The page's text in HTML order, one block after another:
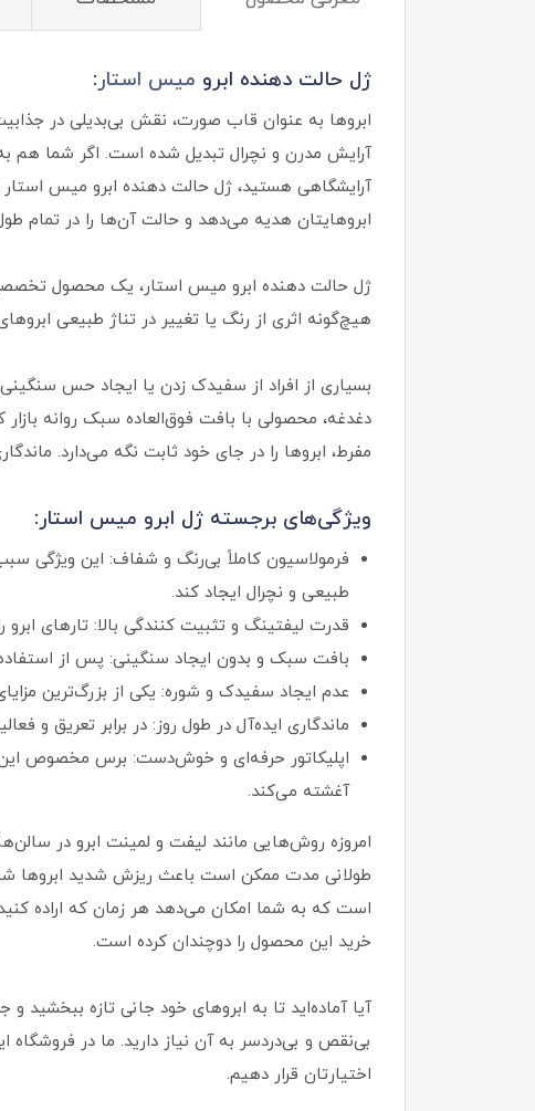
ژل حالت دهنده ابرو میس استار:
ابروها به عنوان قاب صورت، نقش بی‌بدیلی در
آرایش مدرن و نچرال تبدیل شده است. اگر شما هم
آرایشگاهی هستید، ژل حالت دهنده ابرو میس استار
ابروهایتان هدیه می‌دهد و حالت آن‌ها را در تمام
ژل حالت دهنده ابرو میس استار، یک محصول تخصصی
هیچ‌گونه اثری از رنگ یا تغییر در تناژ طبیعی
بسیاری از افراد از سفیدک زدن یا ایجاد حس
دغدغه، محصولی با بافت فوق‌العاده سبک روانه
مفرط، ابروها را در جای خود ثابت نگه می‌دارد.
ویژگی‌های برجسته ژل ابرو میس استار:
فرمولاسیون کاملاً بی‌رنگ و شفاف: این ویژگی
طبیعی و نچرال ایجاد کند.
قدرت لیفتینگ و تثبیت‌ کنندگی بالا: تارهای
بافت سبک و بدون ایجاد سنگینی: پس از
عدم ایجاد سفیدک و شوره: یکی از بزرگ‌ترین
ماندگاری ایده‌آل در طول روز: در برابر تعریق و
اپلیکاتور حرفه‌ای و خوش‌دست: برس مخصوص این
آغشته می‌کند.
امروزه روش‌هایی مانند لیفت و لمینت ابرو در
است که به شما امکان می‌دهد هر زمان که اراده
خرید این محصول را دوچندان کرده است.
آیا آماده‌اید تا به ابروهای خود جانی تازه
بی‌نقص و بی‌دردسر به آن نیاز دارید. ما در فروشگاه
اختیارتان قرار دهیم.